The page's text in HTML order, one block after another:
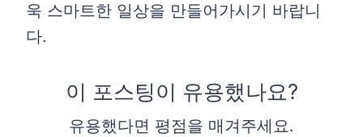
욱 스마트한 일상을 만들어가시기 바랍니
다.
이 포스팅이 유용했나요?
유용했다면 평점을 매겨주세요.